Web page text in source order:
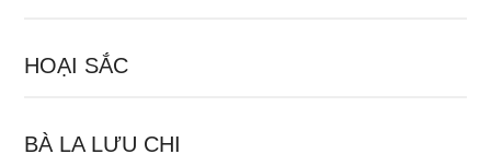
HOẠI SẮC
BÀ LA LƯU CHI